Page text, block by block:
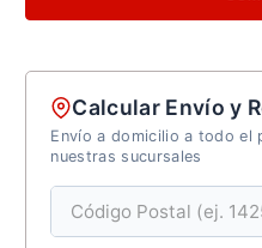
Calcular Envío y
Envío a domicilio a todo el
nuestras sucursales